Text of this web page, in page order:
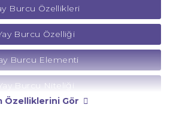
Burcu Özellikleri
Burcu Özelliği
Burcu Elementi
Burcu Niteliği
Özelliklerini Gör